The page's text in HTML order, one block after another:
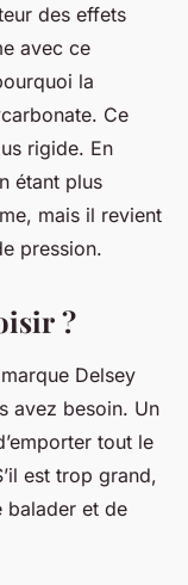
des effets
avec ce
la
Ce
rigide. En
étant plus
mais il revient
pression.
?
Delsey
avez besoin. Un
tout le
est trop grand,
balader et de